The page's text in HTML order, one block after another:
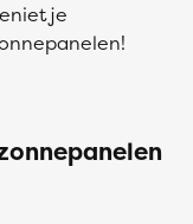
je